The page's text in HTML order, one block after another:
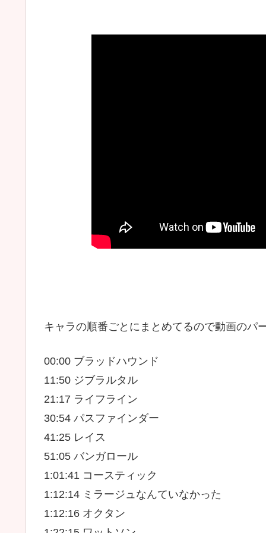
キャラの順番ごとにまとめてるので動画のパ
00:00 ブラッドハウンド
11:50 ジブラルタル
21:17 ライフライン
30:54 パスファインダー
41:25 レイス
51:05 バンガロール
1:01:41 コースティック
1:12:14 ミラージュなんていなかった
1:12:16 オクタン